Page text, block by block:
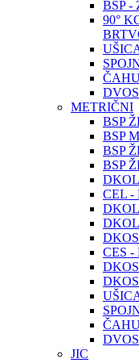
BSP -
90°
METRIČNI
BSP
BSP
BSP
BSP
CEL -
CES -
JIC